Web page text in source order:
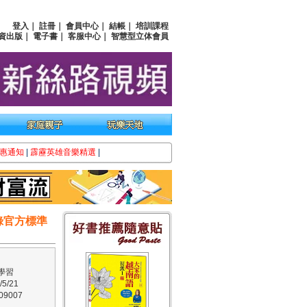
登入 註冊 會員中心｜ 結帳
培訓課程
出版
電子書 客服中心｜ 智慧型立体會員
通知 霹靂英雄音樂精選
官方標準
習
5/21